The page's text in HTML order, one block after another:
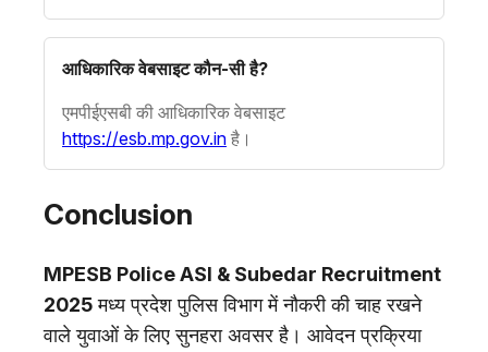
आधिकारिक वेबसाइट कौन-सी है?
एमपीईएसबी की आधिकारिक वेबसाइट
https://esb.mp.gov.in है।
Conclusion
MPESB Police ASI & Subedar Recruitment
2025मध्य प्रदेश पुलिस विभाग में नौकरी की चाह रखने
वाले युवाओं के लिए सुनहरा अवसर है। आवेदन प्रक्रिया